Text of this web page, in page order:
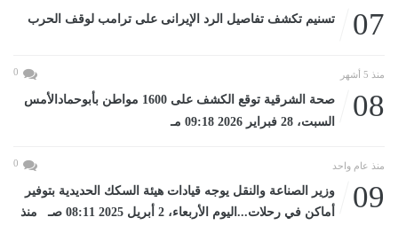
07 تسنيم تكشف تفاصيل الرد الإيرانى على ترامب لوقف الحرب
منذ 5 أشهر 0
08
صحة الشرقية توقع الكشف على 1600 مواطن بأبوحمادالأمس
السبت، 28 فبراير 2026 09:18 مـ
منذ عام واحد 0
09
وزير الصناعة والنقل يوجه قيادات هيئة السكك الحديدية بتوفير
أماكن في رحلات...اليوم الأربعاء، 2 أبريل 2025 08:11 صـ منذ